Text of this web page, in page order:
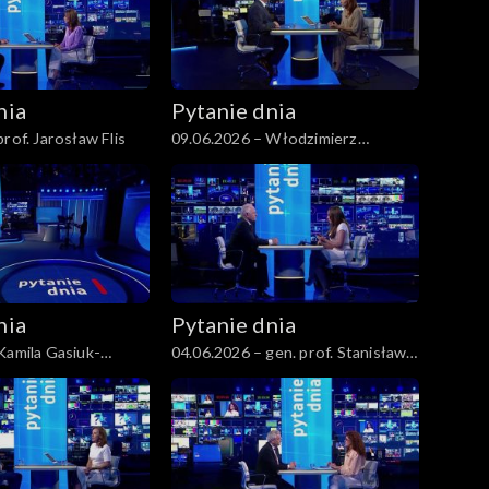
Jarosław Flis
Pytanie dnia
09.06.2026 – Włodzimierz
Czarzasty
Gasiuk-
Pytanie dnia
04.06.2026 – gen. prof. Stanisław
Koziej